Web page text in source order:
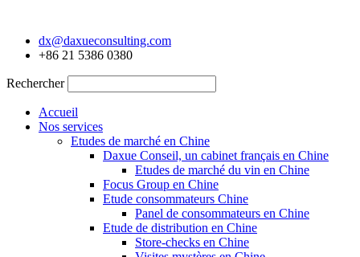
contenudx@daxueconsulting.com
+86 21 5386 0380
Rechercher
Accueil
Nos services
Etudes de marché en Chine
Daxue Conseil, un cabinet français en Chine
Etudes de marché du vin en Chine
Focus Group en Chine
Etude consommateurs Chine
Panel de consommateurs en Chine
Etude de distribution en Chine
Store-checks en Chine